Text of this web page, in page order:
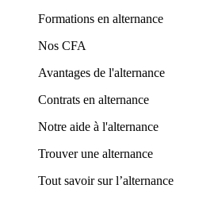
Formations en alternance
Nos CFA
Avantages de l'alternance
Contrats en alternance
Notre aide à l'alternance
Trouver une alternance
Tout savoir sur l’alternance